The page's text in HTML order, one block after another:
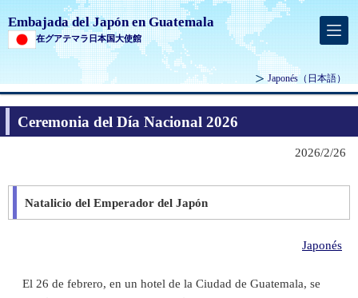
Embajada del Japón en Guatemala
在グアテマラ日本国大使館
Japonés （日本語）
Ceremonia del Día Nacional 2026
2026/2/26
Natalicio del Emperador del Japón
Japonés
El 26 de febrero, en un hotel de la Ciudad de Guatemala, se